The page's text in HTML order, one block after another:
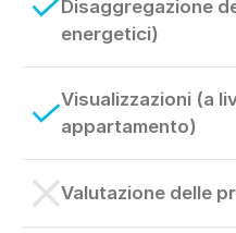
Disaggregazione
energetici)
Visualizzazioni (a
appartamento)
Valutazione delle